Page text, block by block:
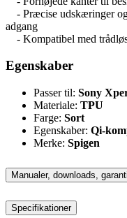
- Præcise udskæringer
adgang
- Kompatibel med
Egenskaber
Passer til: Sony
Materiale: TPU
Farge: Sort
Egenskaber: Qi-
Merke: Spigen
Manualer, downloads,
Specifikationer